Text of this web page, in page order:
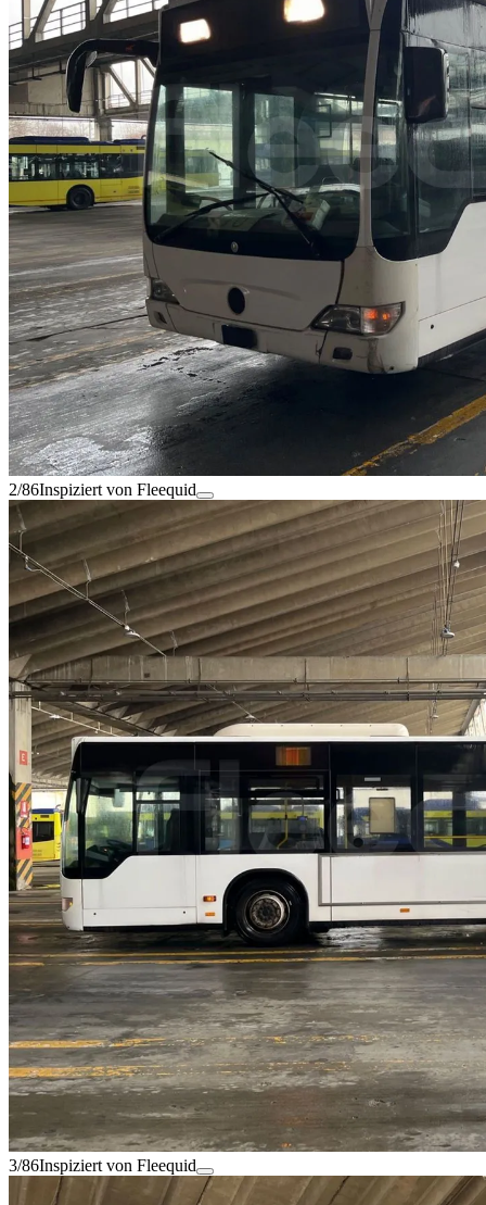
2/86Inspiziert von Fleequid
3/86Inspiziert von Fleequid